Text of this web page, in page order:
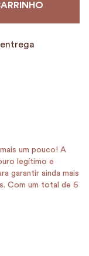
um pouco! A
legítimo e
garantir ainda mais
Com um total de 6